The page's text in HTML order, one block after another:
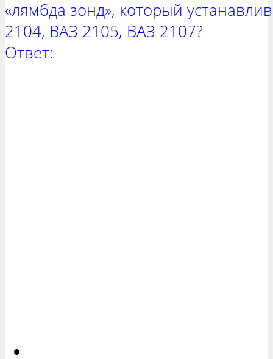
«лямбда зонд», который
2104, ВАЗ 2105, ВАЗ 2107?
Ответ: